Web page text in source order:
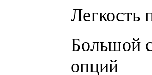
Легкость
Большой
опций